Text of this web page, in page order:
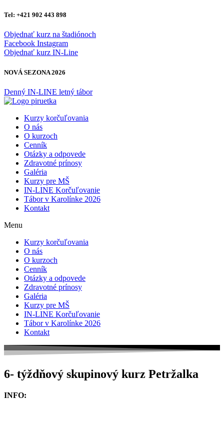
Preskočiť
obsah
Tel: +421 902 443 898
Objednať kurz na štadiónoch
Facebook Instagram
Objednať kurz IN-Line
NOVÁ SEZONA 2026
Denný IN-LINE letný tábor
Kurzy korčuľovania
O nás
O kurzoch
Cenník
Otázky a odpovede
Zdravotné prínosy
Galéria
Kurzy pre MŠ
IN-LINE Korčuľovanie
Tábor v Karolínke 2026
Kontakt
Menu
Kurzy korčuľovania
O nás
O kurzoch
Cenník
Otázky a odpovede
Zdravotné prínosy
Galéria
Kurzy pre MŠ
IN-LINE Korčuľovanie
Tábor v Karolínke 2026
Kontakt
6- týždňový skupinový kurz Petržalka
INFO: